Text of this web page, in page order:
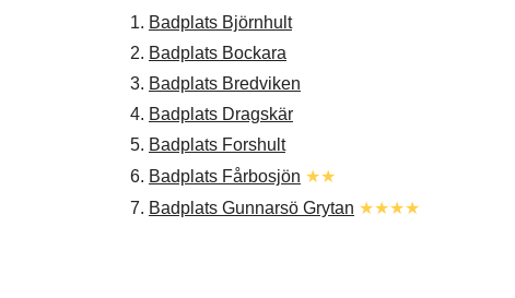
1. Badplats Björnhult
2. Badplats Bockara
3. Badplats Bredviken
4. Badplats Dragskär
5. Badplats Forshult
6. Badplats Fårbosjön ★★
7. Badplats Gunnarsö Grytan ★★★★